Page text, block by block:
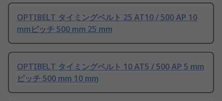
OPTIBELT タイミングベルト 25 AT10 / 500 AP 10
mmピッチ 500 mm 25 mm
OPTIBELT タイミングベルト 10 AT5 / 500 AP 5 mm
ピッチ 500 mm 10 mm